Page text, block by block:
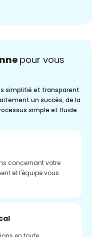
pour vous
simplifié et transparent
un succès, de la
simple et fluide.
concernant votre
et l'équipe vous